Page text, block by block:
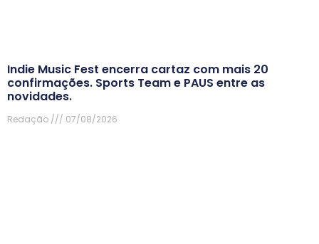
Indie Music Fest encerra cartaz com mais 20
confirmações. Sports Team e PAUS entre as
novidades.
Redação 07/08/2026